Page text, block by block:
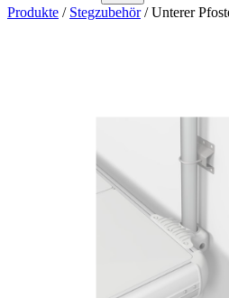
English
Produkte / Stegzubehör /Unterer